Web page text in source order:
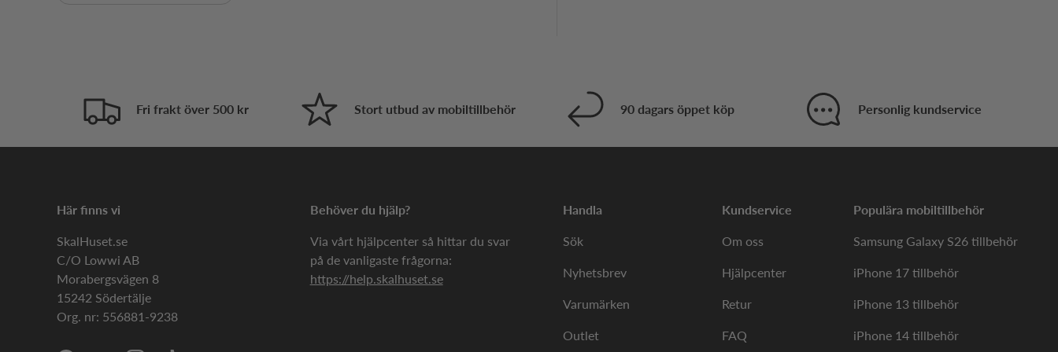
Fri frakt över 500 kr Stort utbud av mobiltillbehör 90 dagars öppet köp Personlig kundservice
Här finns vi
SkalHuset.se
C/O Lowwi AB
Morabergsvägen 8
15242 Södertälje
Org. nr: 556881-9238
Behöver du hjälp?
Via vårt hjälpcenter så hittar du svar
på de vanligaste frågorna:
https://help.skalhuset.se
Handla
Sök
Nyhetsbrev
Varumärken
Outlet
Kundservice
Om oss
Hjälpcenter
Retur
FAQ
Populära mobiltillbehör
Samsung Galaxy S26 tillbehör
iPhone 17 tillbehör
iPhone 13 tillbehör
iPhone 14 tillbehör